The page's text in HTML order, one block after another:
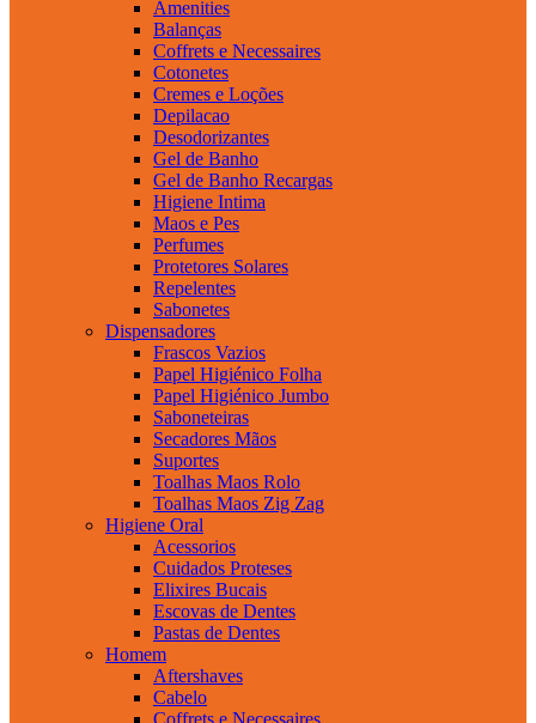
Amenities
Balanças
Coffrets e Necessaires
Cotonetes
Cremes e Loções
Depilacao
Desodorizantes
Gel de Banho
Gel de Banho Recargas
Higiene Intima
Maos e Pes
Perfumes
Protetores Solares
Repelentes
Sabonetes
Dispensadores
Frascos Vazios
Papel Higiénico Folha
Papel Higiénico Jumbo
Saboneteiras
Secadores Mãos
Suportes
Toalhas Maos Rolo
Toalhas Maos Zig Zag
Higiene Oral
Acessorios
Cuidados Proteses
Elixires Bucais
Escovas de Dentes
Pastas de Dentes
Homem
Aftershaves
Cabelo
Coffrets e Necessaires